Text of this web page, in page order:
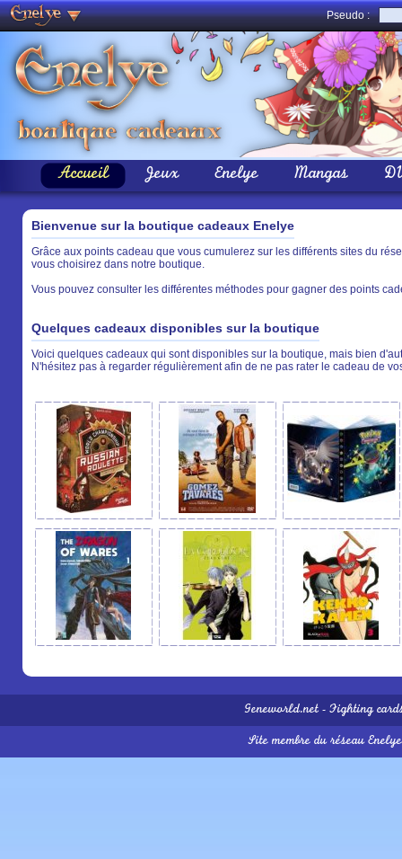
Pseudo :
Accueil Jeux Enelye Mangas
Bienvenue sur la boutique cadeaux Enelye
Grâce aux points cadeau que vous cumulerez sur les différents sites du
vous choisirez dans notre boutique.
Vous pouvez consulter les différentes méthodes pour gagner des points
Quelques cadeaux disponibles sur la boutique
Voici quelques cadeaux qui sont disponibles sur la boutique, mais bien
N'hésitez pas à regarder régulièrement afin de ne pas rater le cadeau de
Geneworld.net - Fighting
Site membre du réseau Enelye